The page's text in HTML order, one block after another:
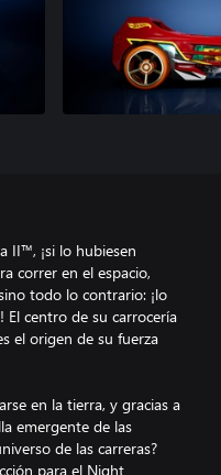
II™, ¡si lo hubiesen
correr en el espacio,
todo lo contrario: ¡lo
centro de su carrocería
el origen de su fuerza
en la tierra, y gracias a
emergente de las
de las carreras?
para el Night